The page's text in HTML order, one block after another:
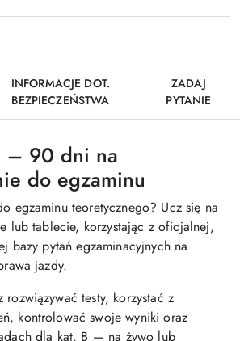
INFORMACJE DOT.
BEZPIECZEŃSTWA
ZADAJ
PYTANIE
– 90 dni na
do egzaminu
egzaminu teoretycznego? Ucz się na
lub tablecie, korzystając z oficjalnej,
bazy pytań egzaminacyjnych na
jazdy.
rozwiązywać testy, korzystać z
kontrolować swoje wyniki oraz
dla kat. B — na żywo lub